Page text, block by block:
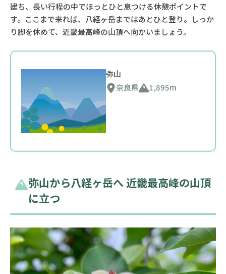
建ち、長い行程の中でほっとひと息つける休憩ポイントで
す。ここまで来れば、八経ヶ岳まではあとひと登り。しっか
り脚を休めて、近畿最高峰の山頂へ向かいましょう。
弥山
奈良県
1,895m
弥山から八経ヶ岳へ 近畿最高峰の山頂
に立つ